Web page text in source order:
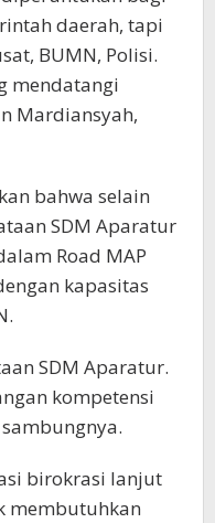
daerah, tapi
BUMN, Polisi.
mendatangi
Mardiansyah,
bahwa selain
SDM Aparatur
Road MAP
kapasitas
SDM Aparatur.
kompetensi
birokrasi lanjut
membutuhkan